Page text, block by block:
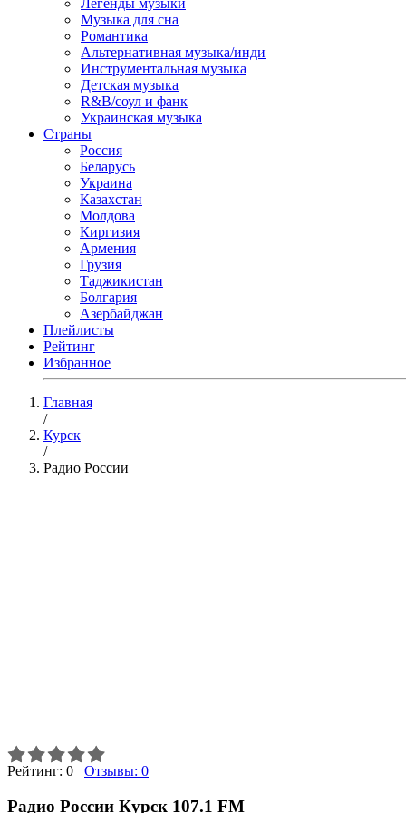
Легенды музыки
Музыка для сна
Романтика
Альтернативная музыка/инди
Инструментальная музыка
Детская музыка
R&B/cоул и фанк
Украинская музыка
Страны
Россия
Беларусь
Украина
Казахстан
Молдова
Киргизия
Армения
Грузия
Таджикистан
Болгария
Азербайджан
Плейлисты
Рейтинг
Избранное
Главная
/
Курск
/
Радио России
Рейтинг: 0 Отзывы: 0
Радио России Курск 107.1 FM